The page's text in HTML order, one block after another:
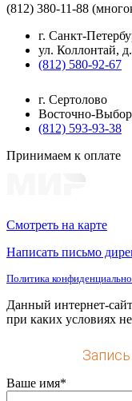
(812) 380-11-88
г. Санкт-
ул. Коллонтай,
(812) 580-92-67
г. Сертолово
Восточно-
(812) 593-93-38
Принимаем к оплате
Смотреть на карте
Написать письмо
Политика
Данный интернет-
при каких условиях
Ваше имя*